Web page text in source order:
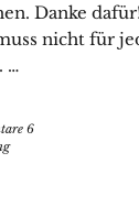
Danke
nicht für
…
6